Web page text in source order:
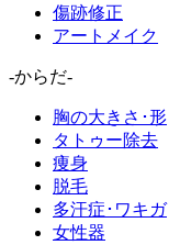
傷跡修正
アートメイク
-からだ-
胸の大きさ･形
タトゥー除去
痩身
脱毛
多汗症･ワキガ
女性器